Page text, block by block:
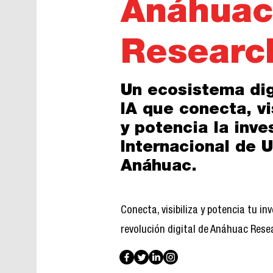
Anáhuac
Un ecosistema
IA que conecta,
y potencia la
Internacional de
Anáhuac.
Conecta, visibiliza y potencia tu
revolución digital de Anáhuac